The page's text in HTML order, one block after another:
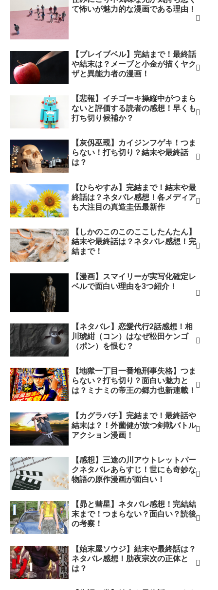
て怖いが魅力的な漫画である理由！
【ブレイブベル】完結まで！最終話
や結末は？メーブと小金が描くヤク
ザと異能力者の漫画！
【悲報】イチゴーキ操縦中がつまら
ないと評価する読者の感想！早くも
打ち切り候補か？
【灰仭巫覡】カイジンフゲキ！つま
らない！打ち切り？結末や最終話
は？
【ひらやすみ】完結まで！結末や最
終話は？ネタバレ感想！各メディア
も大注目の真造圭伍最新作
【しかのこのこのここしたんたん】
結末や最終話は？ネタバレ感想！完
結まで！
【漫画】スマイリーが実写化確定レ
ベルで面白い理由を3つ紹介！
【ネタバレ】恋愛代行2話感想！相
川琥紺（コン）はなぜ松田ケンゴ
（ポン）を恨む？
【地獄一丁目一番地刑事失格】つま
らない？打ち切り？面白い魅力と
は？ミナミの帝王の郷力也新連載！
【カグラバチ】完結まで！最終話や
結末は？！外薗健が放つ剣戟バトル
アクション漫画！
【感想】三途の川アウトレットパー
クネタバレあらすじ！世にも奇妙な
物語の原作漫画が面白い！
【昴と彗星】ネタバレ感想！完結結
末まで！つまらない？面白い？読後
の考察！
【始末屋ソウジ】結末や最終話は？
ネタバレ感想！肋夜宗次の正体と
は？